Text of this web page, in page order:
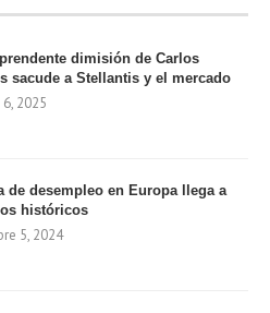
dimisión de Carlos
sacude a Stellantis y el mercado
2025
de desempleo en Europa llega a
históricos
5, 2024